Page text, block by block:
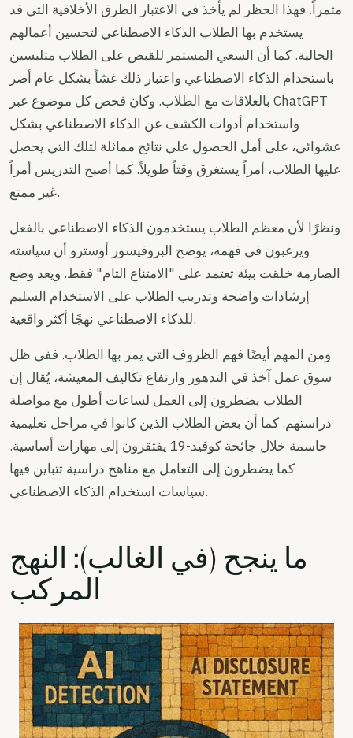
مثمراً. فهذا الحظر لم يأخذ في الاعتبار الطرق الأخلاقية التي قد
يستخدم بها الطلاب الذكاء الاصطناعي لتحسين أعمالهم
الحالية. كما أن السعي المستمر للقبض على الطلاب متلبسين
باستخدام الذكاء الاصطناعي واعتبار ذلك غشاً بشكل عام أضر
بالعلاقات مع الطلاب. وكان فحص كل موضوع عبر ChatGPT
واستخدام أدوات الكشف عن الذكاء الاصطناعي بشكل
عشوائي، على أمل الحصول على نتائج مماثلة لتلك التي يحصل
عليها الطلاب، أمراً يستغرق وقتاً طويلاً. كما أصبح التدريس أمراً
غير ممتع.
ونظرًا لأن معظم الطلاب يستخدمون الذكاء الاصطناعي بالفعل
ويرغبون في فهمه، يوضح البروفيسور أوسترو أن سياسته
الصارمة خلقت بيئة تعتمد على "الامتناع التام" فقط. ويعد وضع
إرشادات واضحة وتدريب الطلاب على الاستخدام السليم
للذكاء الاصطناعي نهجًا أكثر واقعية.
ومن المهم أيضًا فهم الظروف التي يمر بها الطلاب. ففي ظل
سوق عمل آخذ في التدهور وارتفاع تكاليف المعيشة، يُقال إن
الطلاب يضطرون إلى العمل لساعات أطول مع مواصلة
دراستهم. كما أن بعض الطلاب الذين كانوا في مراحل تعليمية
حاسمة خلال جائحة كوفيد-19 يفتقرون إلى مهارات أساسية.
كما يضطرون إلى التعامل مع مناهج دراسية تتباين فيها
سياسات استخدام الذكاء الاصطناعي.
ما ينجح (في الغالب): النهج
المركب